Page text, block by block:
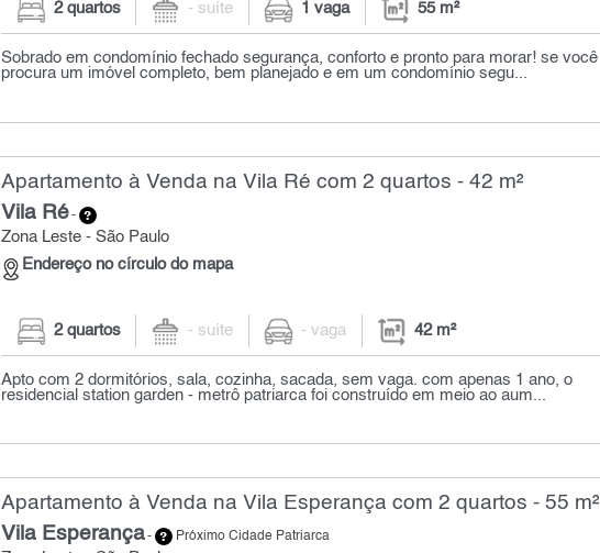
2 quartos - suíte 1 vaga 55 m²
Sobrado em condomínio fechado segurança, conforto e pronto para morar! se você
procura um imóvel completo, bem planejado e em um condomínio segu...
Apartamento à Venda na Vila Ré com 2 quartos - 42 m²
Vila Ré-
Zona Leste - São Paulo
Endereço no círculo do mapa
2 quartos - suíte - vaga 42 m²
Apto com 2 dormitórios, sala, cozinha, sacada, sem vaga. com apenas 1 ano, o
residencial station garden - metrô patriarca foi construído em meio ao aum...
Apartamento à Venda na Vila Esperança com 2 quartos - 55 m²
Vila Esperança- Próximo Cidade Patriarca